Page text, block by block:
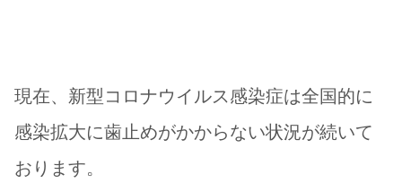
グループホーム
現在、新型コロナウイルス感染症は全国的に
感染拡大に歯止めがかからない状況が続いて
おります。